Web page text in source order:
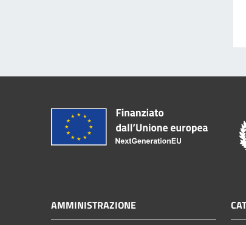
AMMINISTRAZIONE